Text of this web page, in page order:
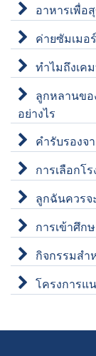
อาหารเพื่อ
ค่ายซัมเมอร์
ทำไมถึงเค
ลูกหลานขอ
อย่างไร
คำรับรองจ
การเลือกโ
ลูกฉันควรจ
การเข้าศึก
กิจกรรมสำ
โครงการแ